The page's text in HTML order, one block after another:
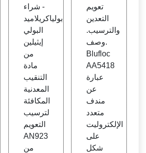
- شراء
بولياكريلاميد
البولي
إيثيلين
من
مادة
التنقيب
المعدنية
المكافئة
لترسيب
التعويم
AN923
من
تعويم
التعدين
والترسيب.
وصف.
Blufloc
AA5418
عبارة
عن
مندف
متعدد
الإلكتروليت
على
شكل